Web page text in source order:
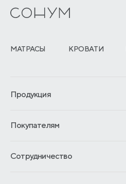
МАТРАСЫ КРОВАТИ
Продукция
Гарантии
Покупателям
Обмен и возврат
Сотрудничество